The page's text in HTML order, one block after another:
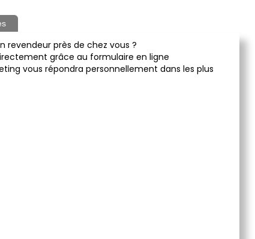
revendeur près de chez vous ?
grâce au formulaire en ligne
vous répondra personnellement dans les plus